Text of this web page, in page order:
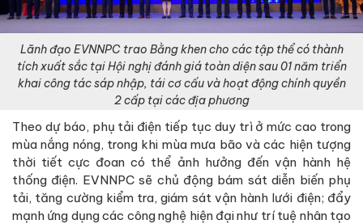
Lãnh đạo EVNNPC trao Bằng khen cho các tập thể có thành
tích xuất sắc tại Hội nghị đánh giá toàn diện sau 01 năm triển
khai công tác sáp nhập, tái cơ cấu và hoạt động chính quyền
2 cấp tại các địa phương
Theo dự báo, phụ tải điện tiếp tục duy trì ở mức cao trong
mùa nắng nóng, trong khi mùa mưa bão và các hiện tượng
thời tiết cực đoan có thể ảnh hưởng đến vận hành hệ
thống điện. EVNNPC sẽ chủ động bám sát diễn biến phụ
tải, tăng cường kiểm tra, giám sát vận hành lưới điện; đẩy
mạnh ứng dụng các công nghệ hiện đại như trí tuệ nhân tạo